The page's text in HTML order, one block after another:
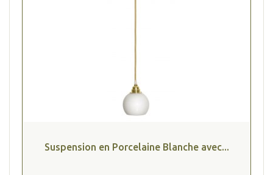
Suspension en Porcelaine Blanche avec...